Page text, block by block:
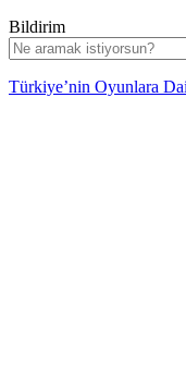
Bildirim
Türkiye’nin Oyunlara